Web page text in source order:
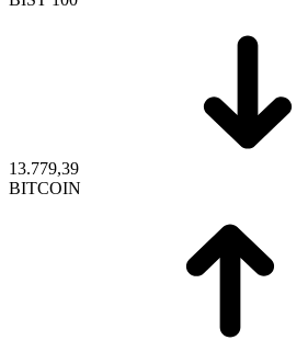
13.779,39
BITCOIN